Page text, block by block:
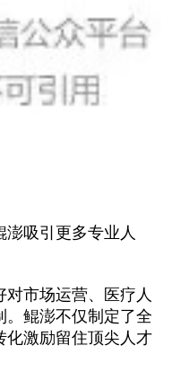
澎吸引更多专业人
市场运营、医疗人
。鲲澎不仅制定了全
化激励留住顶尖人才